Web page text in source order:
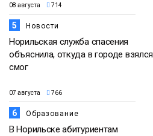
08 августа 714
5 Новости
Норильская служба спасения
объяснила, откуда в городе взялся
смог
07 августа 766
6 Образование
В Норильске абитуриентам